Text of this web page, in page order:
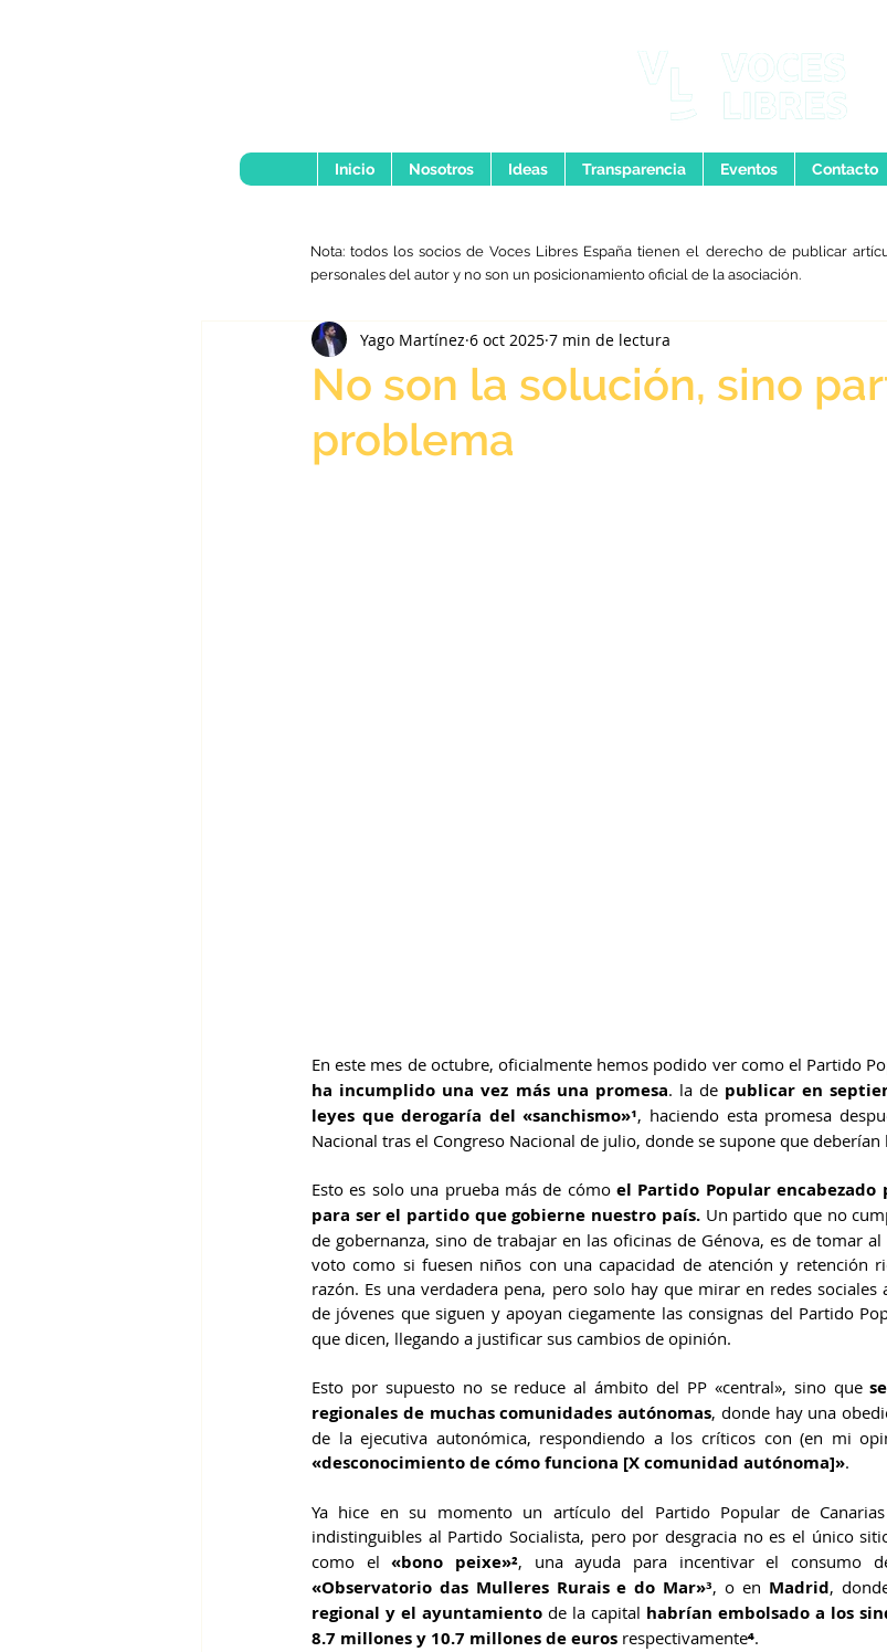
Inicio Nosotros Ideas Transparencia Eventos Contacto
Nota: todos los socios de Voces Libres España tienen el derecho de publicar
personales del autor y no son un posicionamiento oficial de la asociación.
No son la solución, sino
problema
Yago Martínez 6 oct 2025 7 min de lectura
En este mes de octubre, oficialmente hemos podido ver como el Partido
ha incumplido una vez más una promesa. la de publicar en
leyes que derogaría del «sanchismo»¹, haciendo esta promesa
Nacional tras el Congreso Nacional de julio, donde se supone que
Esto es solo una prueba más de cómo el Partido Popular
para ser el partido que gobierne nuestro país. Un partido que no
de gobernanza, sino de trabajar en las oficinas de Génova, es de tomar
voto como si fuesen niños con una capacidad de atención y retención
razón. Es una verdadera pena, pero solo hay que mirar en redes sociales
de jóvenes que siguen y apoyan ciegamente las consignas del Partido
que dicen, llegando a justificar sus cambios de opinión.
Esto por supuesto no se reduce al ámbito del PP «central», sino que
regionales de muchas comunidades autónomas, donde hay una
«desconocimiento de cómo funciona [X comunidad autónoma]».
Ya hice en su momento un artículo del Partido Popular de
indistinguibles al Partido Socialista, pero por desgracia no es el único
como el «bono peixe»²
«Observatorio das Mulleres Rurais e do Mar»³, o en Madrid,
regional y el ayuntamiento de la capital habrían embolsado a los
8.7 millones y 10.7 millones de euros respectivamente⁴.